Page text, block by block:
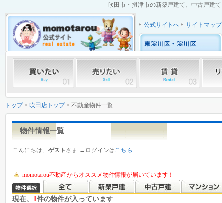
吹田市・摂津市の新築戸建て、中古戸建
公式サイトへ サイトマップ
トップ> 吹田店トップ> 不動産物件一覧
物件情報一覧
こんにちは、 ゲスト さま →ログインはこちら
momotarou不動産からオススメ物件情報が届いています！
現在、 1件の物件が入っています